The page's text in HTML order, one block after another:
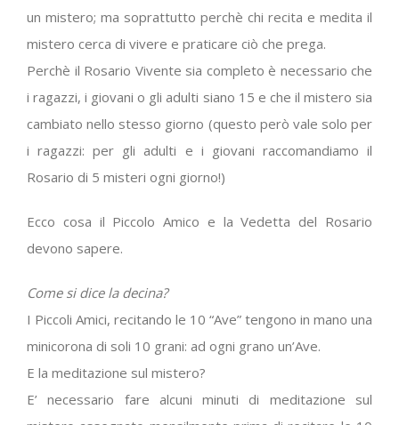
un mistero; ma soprattutto perchè chi recita e medita il
mistero cerca di vivere e praticare ciò che prega.
Perchè il Rosario Vivente sia completo è necessario che
i ragazzi, i giovani o gli adulti siano 15 e che il mistero sia
cambiato nello stesso giorno (questo però vale solo per
i ragazzi: per gli adulti e i giovani raccomandiamo il
Rosario di 5 misteri ogni giorno!)
Ecco cosa il Piccolo Amico e la Vedetta del Rosario
devono sapere.
Come si dice la decina?
I Piccoli Amici, recitando le 10 “Ave” tengono in mano una
minicorona di soli 10 grani: ad ogni grano un’Ave.
E la meditazione sul mistero?
E’ necessario fare alcuni minuti di meditazione sul